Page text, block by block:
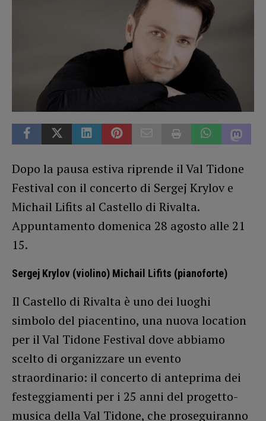
Dopo la pausa estiva riprende il Val Tidone
Festival con il concerto di Sergej Krylov e
Michail Lifits al Castello di Rivalta.
Appuntamento domenica 28 agosto alle 21
15.
Sergej Krylov (violino) Michail Lifits (pianoforte)
Il Castello di Rivalta è uno dei luoghi
simbolo del piacentino, una nuova location
per il Val Tidone Festival dove abbiamo
scelto di organizzare un evento
straordinario: il concerto di anteprima dei
festeggiamenti per i 25 anni del progetto-
musica della Val Tidone, che proseguiranno